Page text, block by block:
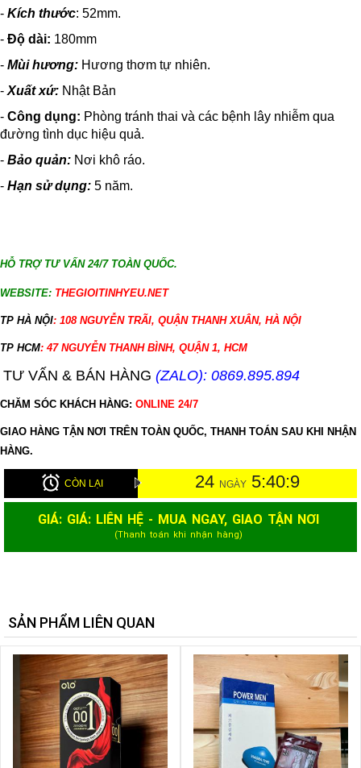
- Kích thước: 52mm.
- Độ dài: 180mm
- Mùi hương: Hương thơm tự nhiên.
- Xuất xứ: Nhật Bản
- Công dụng: Phòng tránh thai và các bệnh lây nhiễm qua
đường tình dục hiệu quả.
- Bảo quản: Nơi khô ráo.
- Hạn sử dụng: 5 năm.
HỖ TRỢ TƯ VẤN 24/7 TOÀN QUỐC.
WEBSITE: THEGIOITINHYEU.NET
TP HÀ NỘI: 108 NGUYỄN TRÃI, QUẬN THANH XUÂN, HÀ NỘI
TP HCM: 47 NGUYỄN THANH BÌNH, QUẬN 1, HCM
TƯ VẤN & BÁN HÀNG (ZALO): 0869.895.894
CHĂM SÓC KHÁCH HÀNG: ONLINE 24/7
GIAO HÀNG TẬN NƠI TRÊN TOÀN QUỐC, THANH TOÁN SAU KHI NHẬN
HÀNG.
CÒN LẠI 24 NGÀY 5:40:8
GIÁ: GIÁ: LIÊN HỆ - MUA NGAY, GIAO TẬN NƠI
(Thanh toán khi nhận hàng)
SẢN PHẨM LIÊN QUAN